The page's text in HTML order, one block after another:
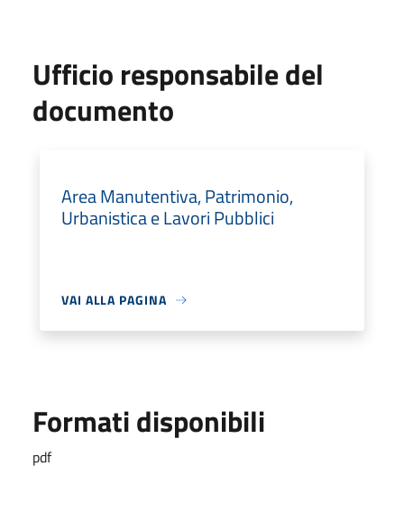
Ufficio responsabile del
documento
Area Manutentiva, Patrimonio,
Urbanistica e Lavori Pubblici
VAI ALLA PAGINA
Formati disponibili
pdf